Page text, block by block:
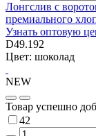
Лонгслив с
премиального
Узнать оптовую
D49.192
Цвет: шоколад
NEW
Товар успешно
42